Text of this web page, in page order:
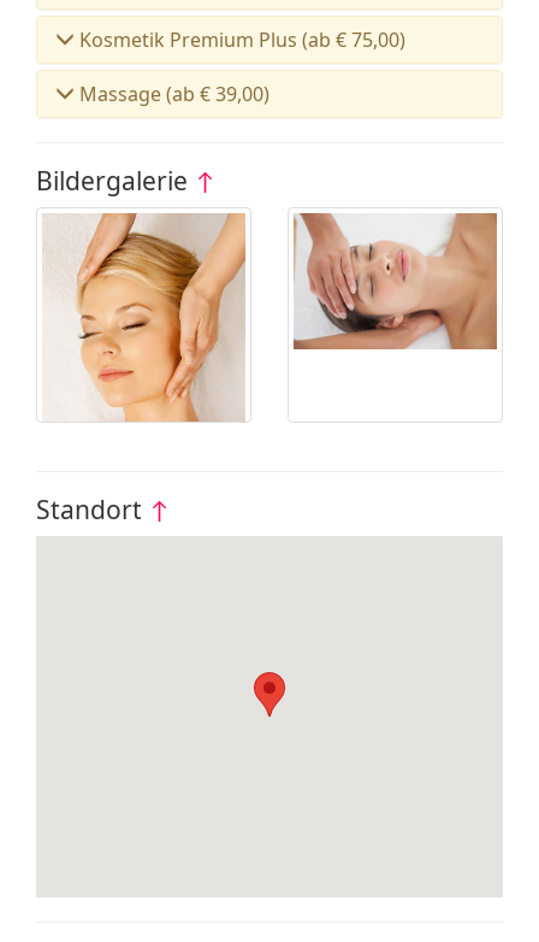
Kosmetik Premium Plus (ab € 75,00)
Massage (ab € 39,00)
Bildergalerie ↑
Standort ↑